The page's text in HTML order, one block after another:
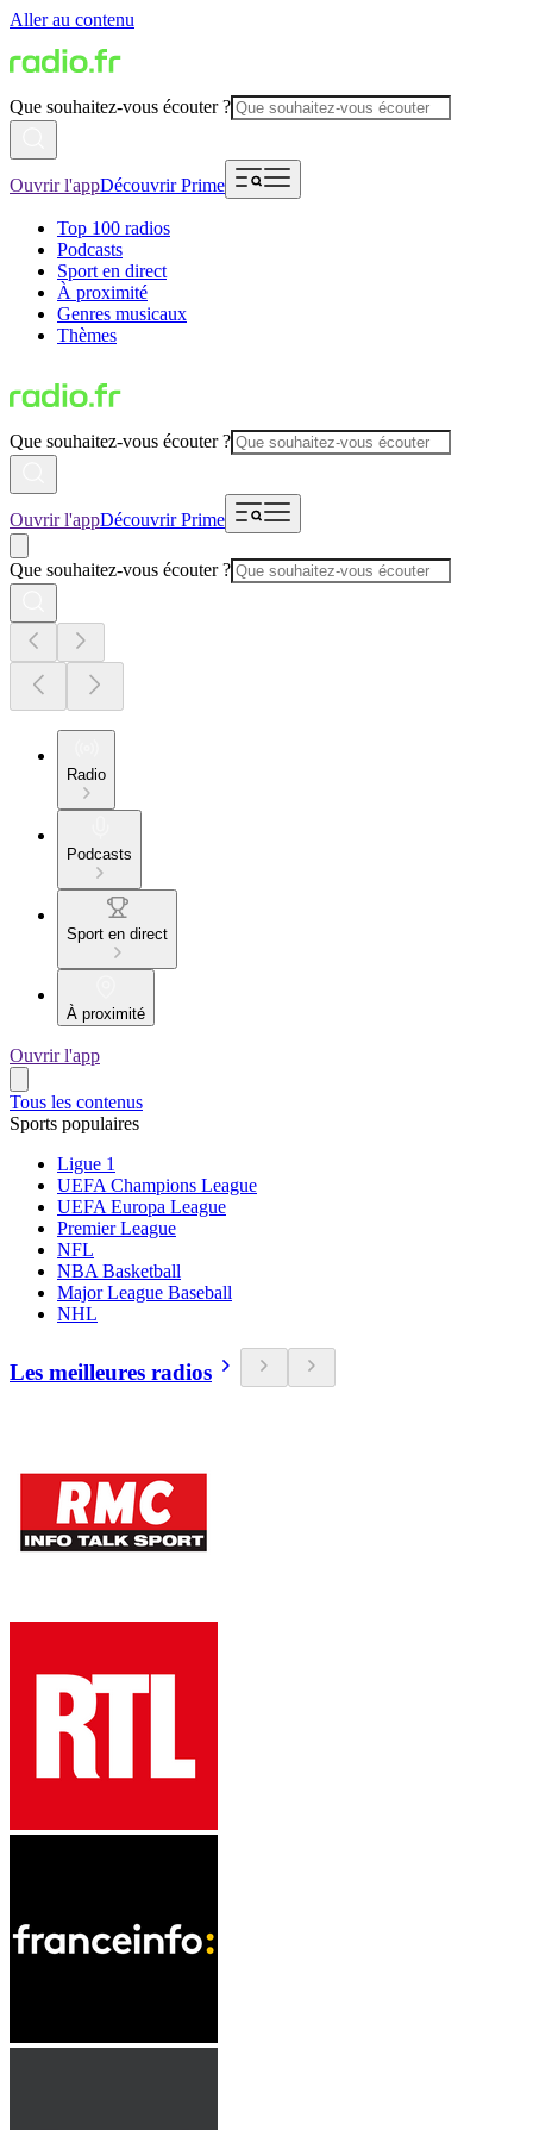
Aller au contenu
Que souhaitez-vous écouter ?
Ouvrir l'appDécouvrir Prime
Top 100 radios
Podcasts
Sport en direct
À proximité
Genres musicaux
Thèmes
Que souhaitez-vous écouter ?
Ouvrir l'appDécouvrir Prime
Que souhaitez-vous écouter ?
Radio
Podcasts
Sport en direct
À proximité
Ouvrir l'app
Tous les contenus
Sports populaires
Ligue 1
UEFA Champions League
UEFA Europa League
Premier League
NFL
NBA Basketball
Major League Baseball
NHL
Les meilleures radios